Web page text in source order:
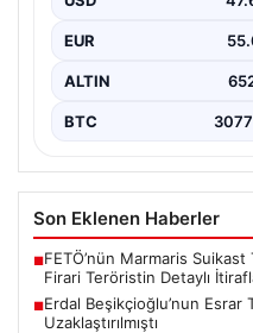
Başkanı Erdal
EUR
ALTIN
BTC
Son Eklenen Haberler
■FETÖ’nün Marmaris Suikast
Firari Teröristin Detaylı
■Erdal Beşikçioğlu’nun Esrar
Uzaklaştırılmıştı